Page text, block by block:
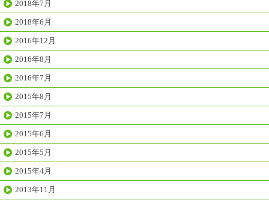
2018年7月
2018年6月
2016年12月
2016年8月
2016年7月
2015年8月
2015年7月
2015年6月
2015年5月
2015年4月
2013年11月